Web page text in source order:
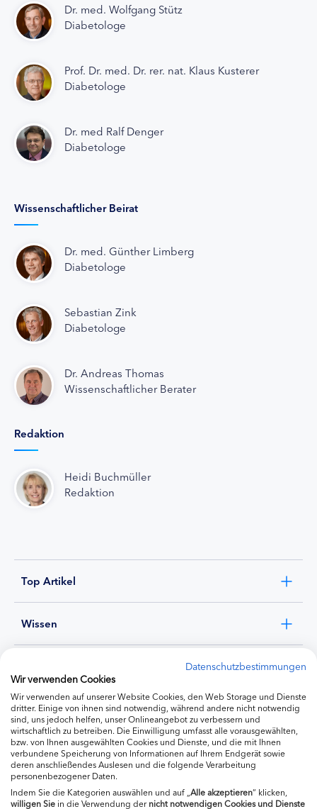
Dr. med. Wolfgang Stütz
Diabetologe
Prof. Dr. med. Dr. rer. nat. Klaus Kusterer
Diabetologe
Dr. med Ralf Denger
Diabetologe
Wissenschaftlicher Beirat
Dr. med. Günther Limberg
Diabetologe
Sebastian Zink
Diabetologe
Dr. Andreas Thomas
Wissenschaftlicher Berater
Redaktion
Heidi Buchmüller
Redaktion
Top Artikel
Wissen
Ernährung
Produkte
Datenschutzbestimmungen
Wir verwenden Cookies
Wir verwenden auf unserer Website Cookies, den Web Storage und Dienste
dritter. Einige von ihnen sind notwendig, während andere nicht notwendig
sind, uns jedoch helfen, unser Onlineangebot zu verbessern und
wirtschaftlich zu betreiben. Die Einwilligung umfasst alle vorausgewählten,
bzw. von Ihnen ausgewählten Cookies und Dienste, und die mit Ihnen
verbundene Speicherung von Informationen auf Ihrem Endgerät sowie
deren anschließendes Auslesen und die folgende Verarbeitung
personenbezogener Daten.
Indem Sie die Kategorien auswählen und auf „ Alle akzeptieren“ klicken,
willigenSie in die Verwendung dernicht notwendigen Cookies und Dienste